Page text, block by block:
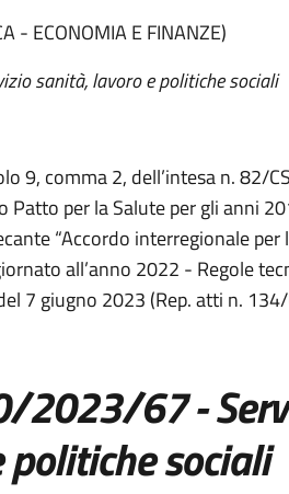
- ECONOMIA E FINANZE)
sanità, lavoro e politiche sociali
9, comma 2, dell’intesa n. 82/
Patto per la Salute per gli anni
“Accordo interregionale per
all’anno 2022 - Regole
7 giugno 2023 (Rep. atti n. 134/
2023/67-
sociali